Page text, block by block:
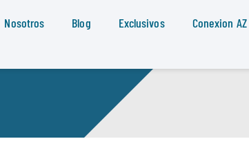
Nosotros Blog Exclusivos Conexion AZ